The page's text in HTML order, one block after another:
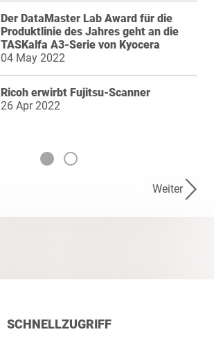
Der DataMaster Lab Award für die
Produktlinie des Jahres geht an die
TASKalfa A3-Serie von Kyocera
04 May 2022
Ricoh erwirbt Fujitsu-Scanner
26 Apr 2022
Weiter
SCHNELLZUGRIFF